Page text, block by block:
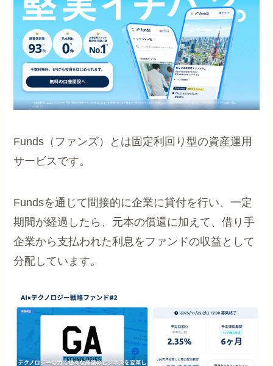
Funds（ファンズ）とは固定利回り型の資産運用
サービスです。
Fundsを通じて間接的に企業に貸付を行い、一定
期間が経過したら、元本の償還に加えて、借り手
企業から支払われた利息をファンドの収益として
分配しています。